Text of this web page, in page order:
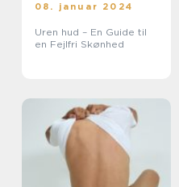
08. januar 2024
Uren hud – En Guide til
en Fejlfri Skønhed